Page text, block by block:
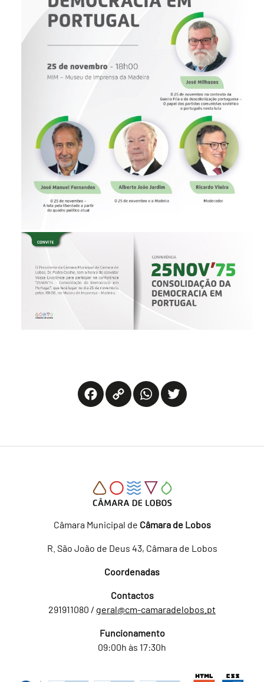
Facebook
Copy
WhatsApp
Câmara Municipal de Câmara de Lobos
R. São João de Deus 43, Câmara de Lobos
Coordenadas
Contactos
291911080 / geral@cm-camaradelobos.pt
Funcionamento
09:00h às 17:30h